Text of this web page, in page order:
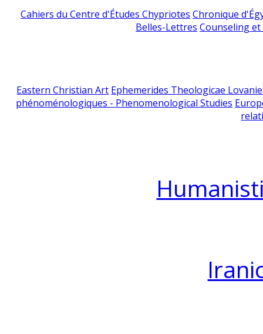
Cahiers du Centre d'Études Chypriotes Chronique
Belles-Lettres Counseling
Eastern Christian Art Ephemerides Theologicae
phénoménologiques - Phenomenological Studies